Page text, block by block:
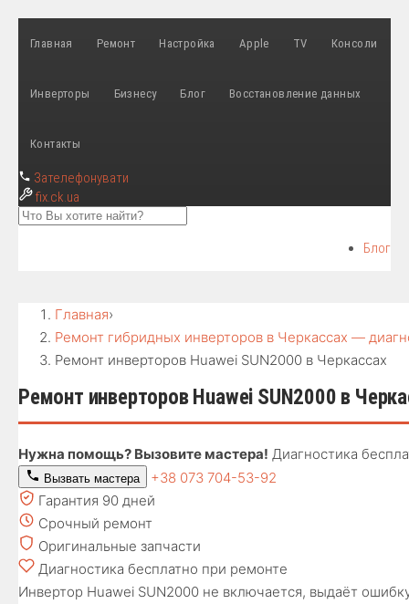
Главная Ремонт Настройка Apple TV Консоли
Инверторы Бизнесу Блог Восстановление данных
Контакты
Зателефонувати
fix.ck.ua
Блог
Главная›
Ремонт гибридных инверторов в Черкассах —
Ремонт инверторов Huawei SUN2000 в Черкассах
Ремонт инверторов Huawei SUN2000 в
Нужна помощь? Вызовите мастера! Диагностика
Вызвать мастера
+38 073 704-53-92
Гарантия 90 дней
Срочный ремонт
Оригинальные запчасти
Диагностика бесплатно при ремонте
Инвертор Huawei SUN2000 не включается, выдаёт